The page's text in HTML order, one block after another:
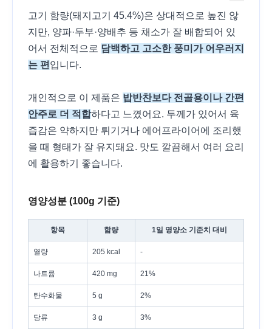
고기 함량(돼지고기 45.4%)은 상대적으로 높진 않
지만, 양파·두부·양배추 등 채소가 잘 배합되어 있
어서 전체적으로 담백하고 고소한 풍미가 어우러지
는 편 입니다.
개인적으로 이 제품은 밥반찬보다 전골용이나 간편
안주로 더 적합하다고 느꼈어요. 두께가 있어서 육
즙감은 약하지만 튀기거나 에어프라이어에 조리했
을 때 형태가 잘 유지돼요. 맛도 깔끔해서 여러 요리
에 활용하기 좋습니다.
영양성분 (100g 기준)
항목 함량 1일 영양소 기준치 대비
열량 205 kcal -
나트륨 420 mg 21%
탄수화물 5 g 2%
당류 3 g 3%